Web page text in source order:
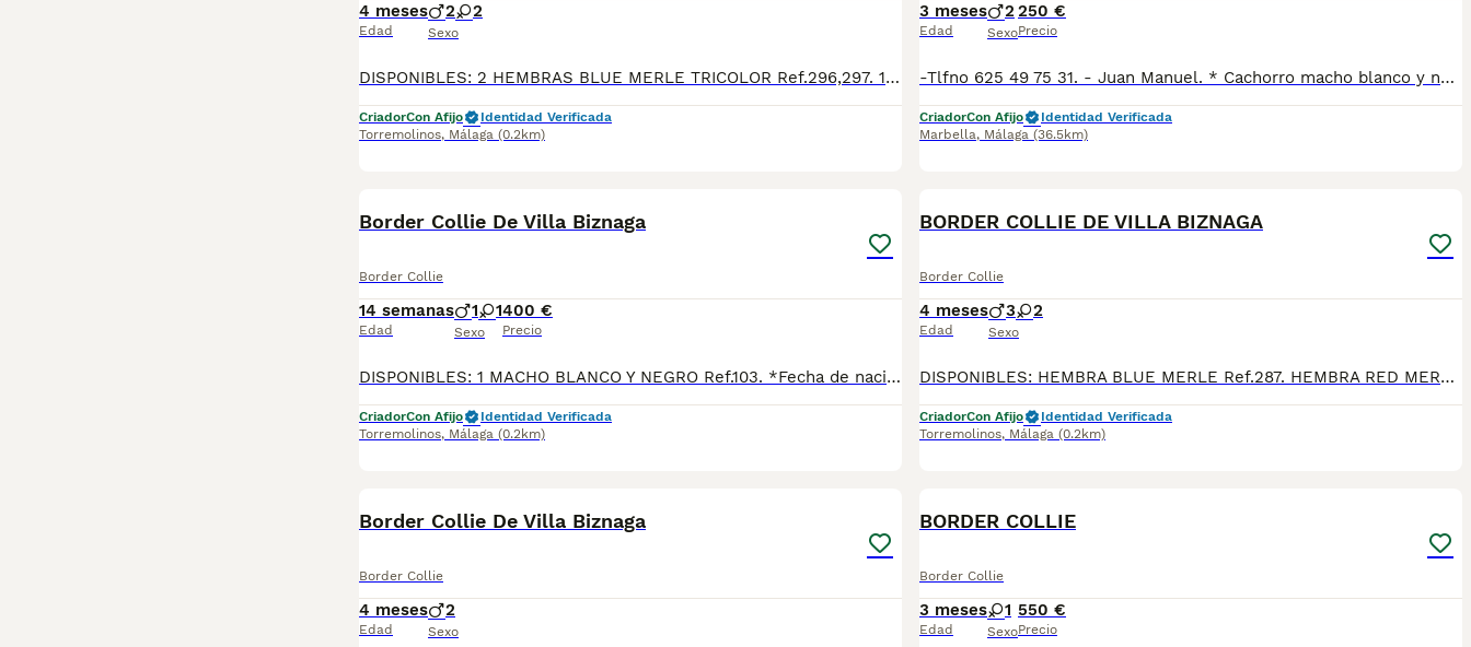
4 meses
Edad
2 2
Sexo
DISPONIBLES: 2 HEMBRAS BLUE MERLE TRICOLOR Ref.296,297. 1 MACHO BLUE MERLE Ref.298. 1 MACHO SABLE Ref.299. *Fecha de nacimiento 09/03/2026. Todos nuestros cachorros se entregan con su Cartilla Sanitaria, 3 vacunas, 3 desparasitaciones y la hoja para la inscripción en el LOE para solicitar el pedigree (opcional). Con 5 días de Garantía Vírica y 5 meses de Garantía Genética. Nuestra web: www.villabiznaga.com. Instagram: villabiznaga_bordercollie. Facebook: Villa Biznaga. Para solicitar más información, videos o fotos de algún cachorro o camada en concreto a través de wasap al 606 816 817.
CriadorCon Afijo
Identidad Verificada
Torremolinos, Málaga (0.2km)
3 meses
Edad
2
Sexo
250 €
Precio
-Tlfno 625 49 75 31. - Juan Manuel. * Cachorro macho blanco y negro disponible. * Se entrega vacunado y desparasitado con la cartilla veterinaria. * Hacemos revisión veterinaria completa con test de Parvo y coronavirus para garantizar que están sanos.
CriadorCon Afijo
Identidad Verificada
Marbella, Málaga (36.5km)
Border Collie De Villa Biznaga
Border Collie
14 semanas
Edad
1 1
Sexo
400 €
Precio
DISPONIBLES: 1 MACHO BLANCO Y NEGRO Ref.103. *Fecha de nacimiento 25/04/2026. Todos nuestros cachorros se entregan con su Cartilla Sanitaria, 3 vacunas, 3 desparasitaciones y la hoja para la inscripción en el LOE para solicitar el pedigree (opcional). Con 5 días de Garantía Vírica y 5 meses de Garantía Genética. Nuestra web: www.villabiznaga.com. Instagram: villabiznaga_bordercollie. Facebook: Villa Biznaga. Para solicitar más información, videos o fotos de algún cachorro o camada en concreto a través de wasap al 606 816 817.
CriadorCon Afijo
Identidad Verificada
Torremolinos, Málaga (0.2km)
BORDER COLLIE DE VILLA BIZNAGA
Border Collie
4 meses
Edad
3 2
Sexo
DISPONIBLES: HEMBRA BLUE MERLE Ref.287. HEMBRA RED MERLE Ref.288. MACHO BLUE MERLE Ref.289. MACHO RED MERLE Ref.290. MACHO RED MERLE Ref.291. Fecha de nacimiento 19/03/2026. Todos nuestros cachorros se entregan con su Cartilla Sanitaria, 3 vacunas, 3 desparasitaciones y la hoja para la inscripción en el LOE para solicitar el pedigree (opcional). Con 5 días de Garantía Vírica y 5 meses de Garantía Genética. Nuestra web: www.villabiznaga.com. Instagram: villabiznaga_bordercollie. Facebook: Villa Biznaga. Para solicitar más información, videos o fotos de algún cachorro o camada en concreto a través de wasap al 606 816 817.
CriadorCon Afijo
Identidad Verificada
Torremolinos, Málaga (0.2km)
Border Collie De Villa Biznaga
Border Collie
4 meses
Edad
2
Sexo
BORDER COLLIE
Border Collie
3 meses
Edad
1
Sexo
550 €
Precio